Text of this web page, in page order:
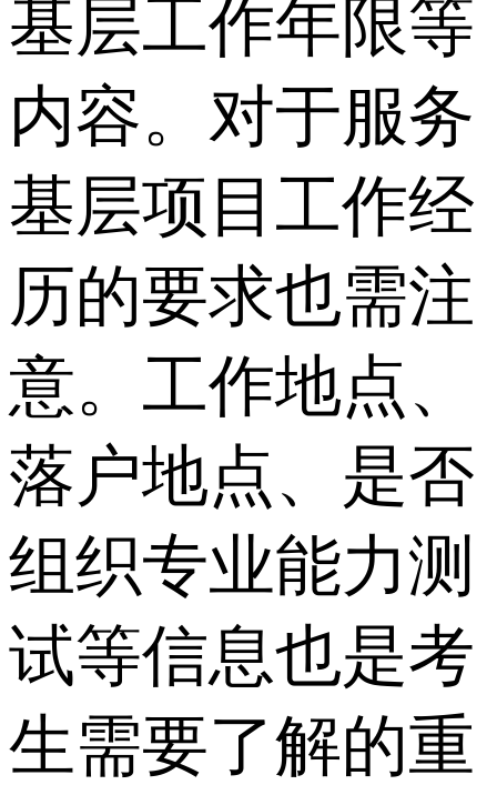
基层工作年限等
内容。对于服务
基层项目工作经
历的要求也需注
意。工作地点、
落户地点、是否
组织专业能力测
试等信息也是考
生需要了解的重